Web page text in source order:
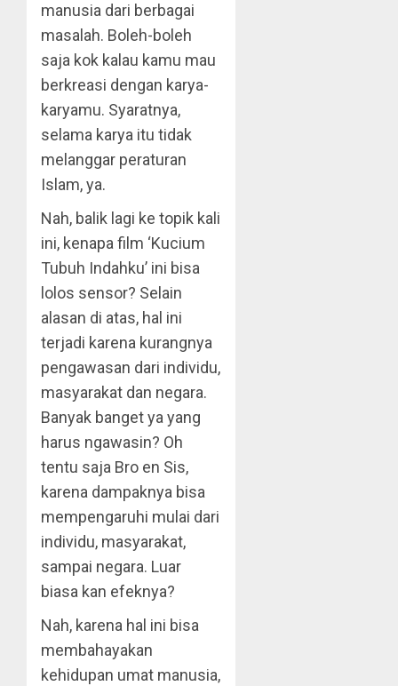
manusia dari berbagai
masalah. Boleh-boleh
saja kok kalau kamu mau
berkreasi dengan karya-
karyamu. Syaratnya,
selama karya itu tidak
melanggar peraturan
Islam, ya.
Nah, balik lagi ke topik kali
ini, kenapa film ‘Kucium
Tubuh Indahku’ ini bisa
lolos sensor? Selain
alasan di atas, hal ini
terjadi karena kurangnya
pengawasan dari individu,
masyarakat dan negara.
Banyak banget ya yang
harus ngawasin? Oh
tentu saja Bro en Sis,
karena dampaknya bisa
mempengaruhi mulai dari
individu, masyarakat,
sampai negara. Luar
biasa kan efeknya?
Nah, karena hal ini bisa
membahayakan
kehidupan umat manusia,